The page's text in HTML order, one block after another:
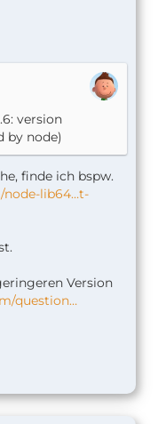
version
by node)
finde ich bspw.
node-lib64…t-
Version
question…